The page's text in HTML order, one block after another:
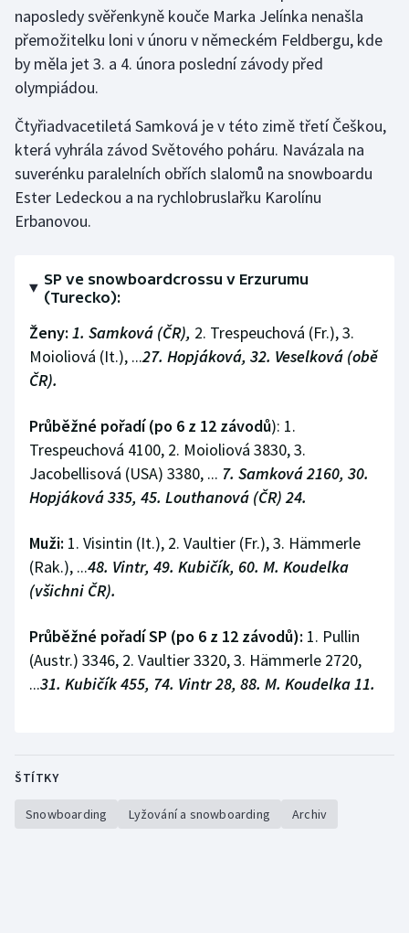
naposledy svěřenkyně kouče Marka Jelínka nenašla
přemožitelku loni v únoru v německém Feldbergu, kde
by měla jet 3. a 4. února poslední závody před
olympiádou.
Čtyřiadvacetiletá Samková je v této zimě třetí Češkou,
která vyhrála závod Světového poháru. Navázala na
suverénku paralelních obřích slalomů na snowboardu
Ester Ledeckou a na rychlobruslařku Karolínu
Erbanovou.
SP ve snowboardcrossu v Erzurumu
(Turecko):
Ženy: 1. Samková (ČR), 2. Trespeuchová (Fr.), 3.
Moioliová (It.), ...27. Hopjáková, 32. Veselková (obě
ČR).
Průběžné pořadí (po 6 z 12 závodů): 1.
Trespeuchová 4100, 2. Moioliová 3830, 3.
Jacobellisová (USA) 3380, ... 7. Samková 2160, 30.
Hopjáková 335, 45. Louthanová (ČR) 24.
Muži: 1. Visintin (It.), 2. Vaultier (Fr.), 3. Hämmerle
(Rak.), ...48. Vintr, 49. Kubičík, 60. M. Koudelka
(všichni ČR).
Průběžné pořadí SP (po 6 z 12 závodů): 1. Pullin
(Austr.) 3346, 2. Vaultier 3320, 3. Hämmerle 2720,
...31. Kubičík 455, 74. Vintr 28, 88. M. Koudelka 11.
ŠTÍTKY
Snowboarding Lyžování a snowboarding Archiv